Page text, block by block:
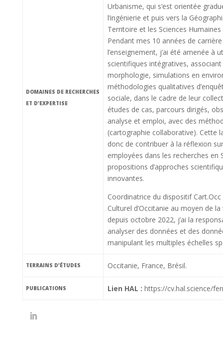
DOMAINES DE RECHERCHES
ET D’EXPERTISE
Urbanisme, qui s’est orientée
l’ingénierie et puis vers la
Territoire et les Sciences
Pendant mes 10 années de
l’enseignement, j’ai été amenée à
scientifiques intégratives, associant
morphologie, simulations en
méthodologies qualitatives
sociale, dans le cadre de leur
études de cas, parcours dirigés,
analyse et emploi, avec des
(cartographie collaborative). Cette
donc de contribuer à la réflexion
employées dans les recherches en
propositions d’approches
innovantes.
Coordinatrice du dispositif
Culturel d’Occitanie au moyen de
depuis octobre 2022, j’ai la
analyser des données et des
manipulant les multiples échelles
TERRAINS D’ÉTUDES Occitanie, France, Brésil.
PUBLICATIONS Lien HAL : https://cv.hal.science/